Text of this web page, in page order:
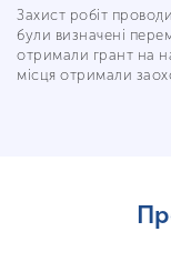
Захист робіт
були визначені
отримали грант на
місця отримали